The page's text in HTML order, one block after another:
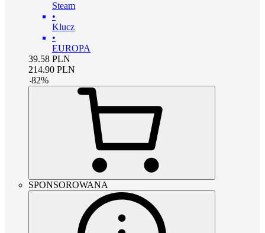
Steam
•
Klucz
•
EUROPA
39.58 PLN
214.90 PLN
-82%
SPONSOROWANA